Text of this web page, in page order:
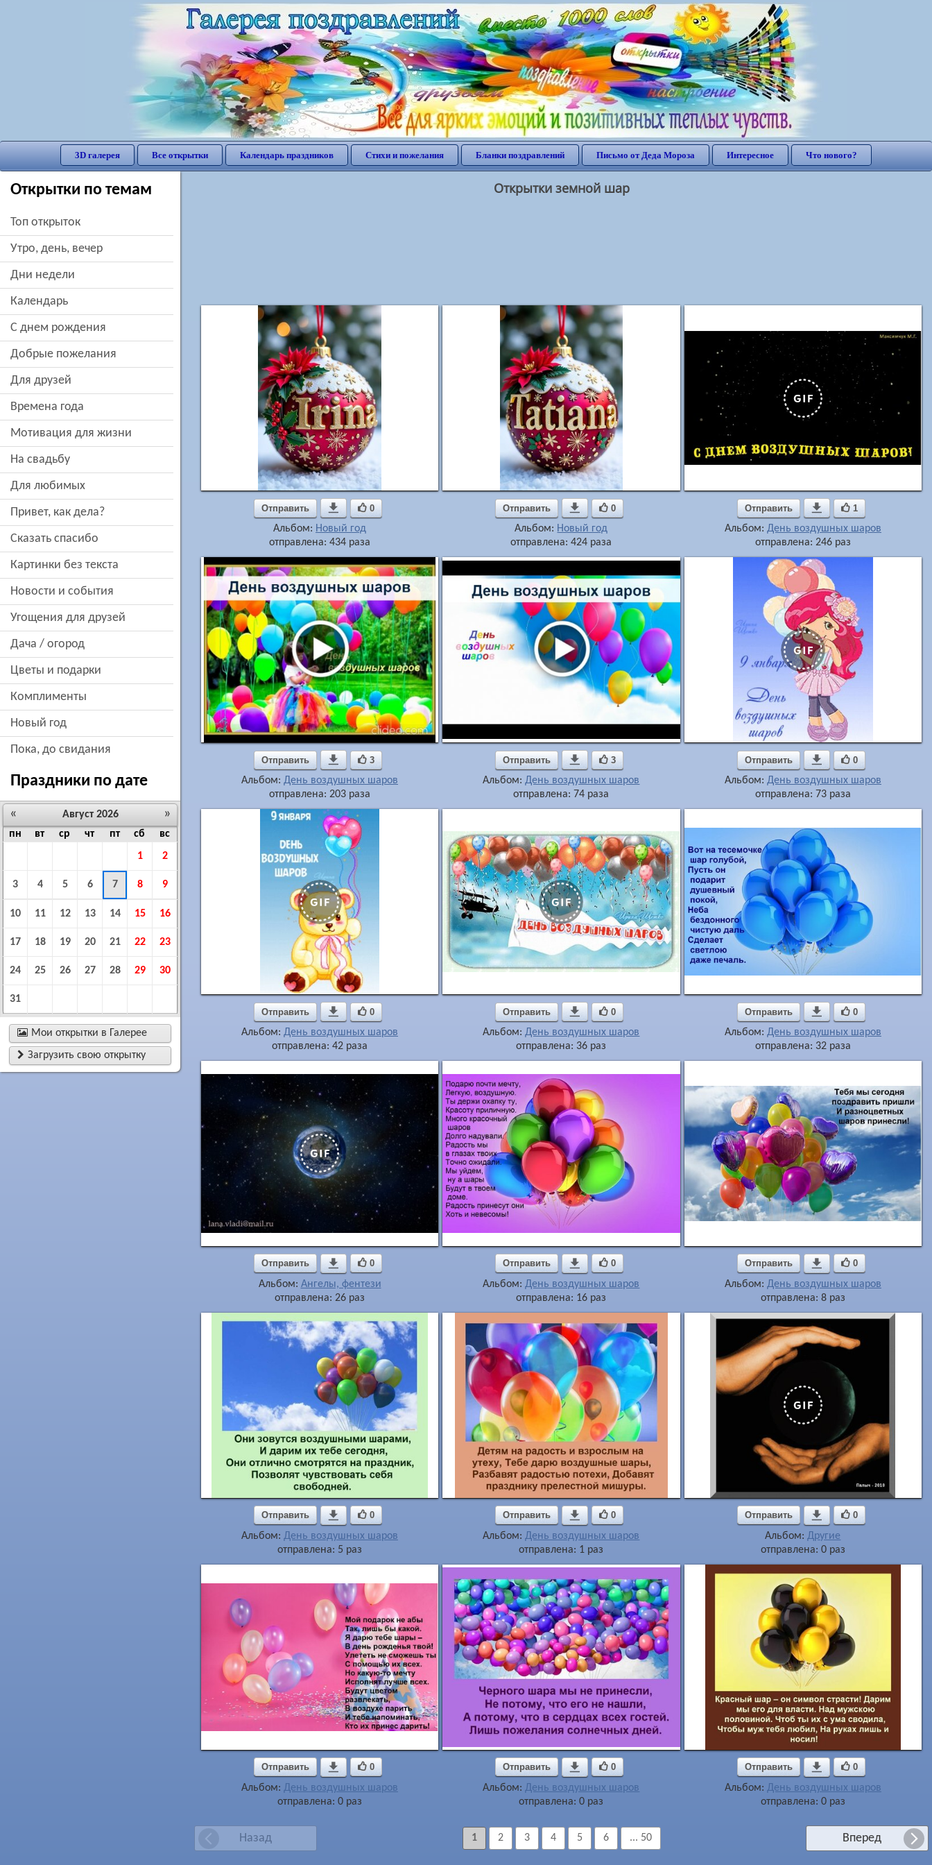
3D галерея Все открытки Календарь праздников Стихи и пожелания Бланки поздравлений Письмо от Деда Мороза Интересное Что нового?
Открытки по темам
Топ открыток
утро, день, вечер
дни недели
Календарь
c днем рождения
добрые пожелания
для друзей
времена года
мотивация для жизни
на свадьбу
для любимых
привет, как дела?
сказать спасибо
картинки без текста
новости и события
угощения для друзей
дача / огород
цветы и подарки
комплименты
новый год
пока, до свидания
Праздники по дате
« »
Август 2026
пн
вт ср чт пт сб
вс
1
2
3 4 5 6 7 8 9
10 11 12 13 14 15 16
17 18 19 20 21 22 23
24 25 26 27 28 29 30
31
 Мои открытки в Галерее
 Загрузить свою открытку
Открытки земной шар
Отправить  0
Альбом: Новый год
отправлена: 434 раза
Отправить  0
Альбом: Новый год
отправлена: 424 раза
Отправить  1
Альбом: День воздушных шаров
отправлена: 246 раз
Отправить  3
Альбом: День воздушных шаров
отправлена: 203 раза
Отправить  3
Альбом:День воздушных шаров
отправлена: 74 раза
Отправить  0
Альбом: День воздушных шаров
отправлена: 73 раза
Отправить  0
Альбом: День воздушных шаров
отправлена: 42 раза
Отправить  0
Альбом:День воздушных шаров
отправлена: 36 раз
Отправить  0
Альбом: День воздушных шаров
отправлена: 32 раза
Отправить  0
Альбом: Ангелы, фентези
отправлена: 26 раз
Отправить  0
Альбом:День воздушных шаров
отправлена: 16 раз
Отправить  0
Альбом: День воздушных шаров
отправлена: 8 раз
Отправить  0
Альбом: День воздушных шаров
отправлена: 5 раз
Отправить  0
Альбом:День воздушных шаров
отправлена: 1 раз
Отправить  0
Альбом:Другие
отправлена: 0 раз
Отправить  0
Альбом: День воздушных шаров
отправлена: 0 раз
Отправить  0
Альбом:День воздушных шаров
отправлена: 0 раз
Отправить  0
Альбом: День воздушных шаров
отправлена: 0 раз
Назад Вперед
1 2 3 4 5 6 ... 50